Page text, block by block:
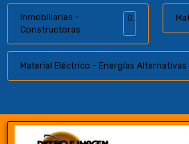
Inmobiliarias -
Constructoras
0
Material Eléctrico - Energías Alternativas